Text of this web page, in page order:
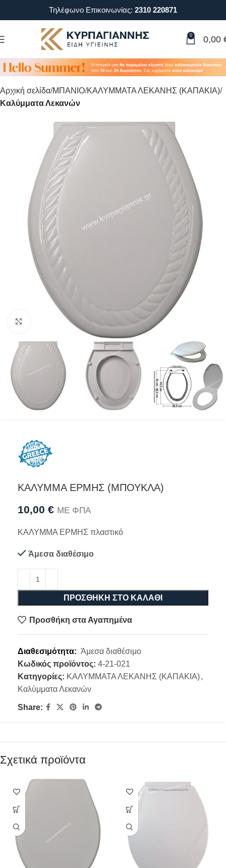
Τηλέφωνο Επικοινωνίας: 2310 220871
0 0,00
Αρχική σελίδα ΜΠΑΝΙΟ ΚΑΛΥΜΜΑΤΑ ΛΕΚΑΝΗΣ (ΚΑΠΑΚΙΑ)
Καλύμματα Λεκανών
ΚΑΛΥΜΜΑ ΕΡΜΗΣ (ΜΠΟΥΚΛΑ)
10,00 € ΜΕ ΦΠΑ
ΚΑΛΥΜΜΑ ΕΡΜΗΣ πλαστικό
Άμεσα διαθέσιμο
ΠΡΟΣΘΉΚΗ ΣΤΟ ΚΑΛΆΘΙ
Προσθήκη στα Αγαπημένα
Διαθεσιμότητα: Άμεσα διαθέσιμο
Κωδικός προϊόντος: 4-21-021
Κατηγορίες: ΚΑΛΥΜΜΑΤΑ ΛΕΚΑΝΗΣ (ΚΑΠΑΚΙΑ),
Καλύμματα Λεκανών
Share:
Σχετικά προϊόντα